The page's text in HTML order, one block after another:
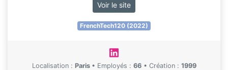
Voir le site
FrenchTech120 (2022)
Localisation : Paris • Employés : 66 • Création : 1999